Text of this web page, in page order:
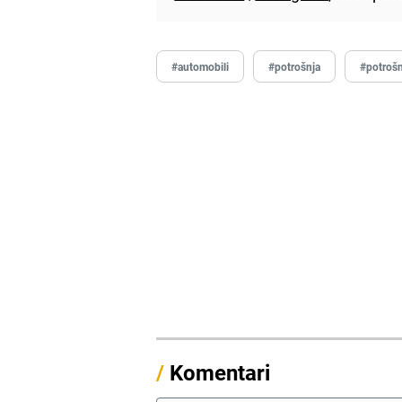
#automobili #potrošnja
/ Komentari